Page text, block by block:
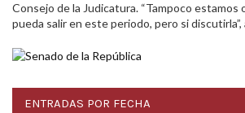
Consejo de la Judicatura. “Tampoco estamos
pueda salir en este periodo, pero si discutirla”,
ENTRADAS POR FECHA